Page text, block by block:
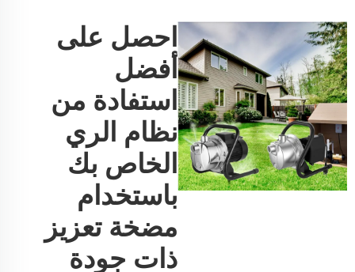
احصل على
أفضل
استفادة من
نظام الري
الخاص بك
باستخدام
مضخة تعزيز
ذات جودة